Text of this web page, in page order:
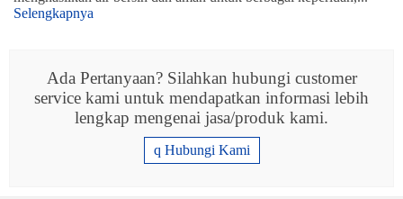
Selengkapnya
Ada Pertanyaan? Silahkan hubungi customer
service kami untuk mendapatkan informasi lebih
lengkap mengenai jasa/produk kami.
q Hubungi Kami